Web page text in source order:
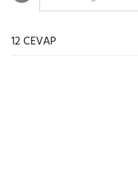
12 CEVAP